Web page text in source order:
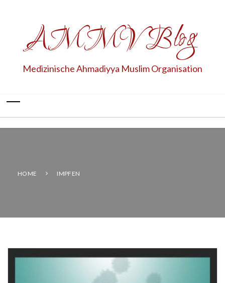
AMMV Blog
Medizinische Ahmadiyya Muslim Organisation
HOME IMPFEN